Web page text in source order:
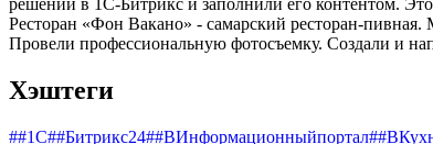
решении в 1С-Битрикс и заполнили его контентом.
Ресторан «Фон Вакано» - самарский ресторан-
Провели профессиональную фотосъемку. Создали и
Хэштеги
##1С##Битрикс24##ВИнформационныйпортал